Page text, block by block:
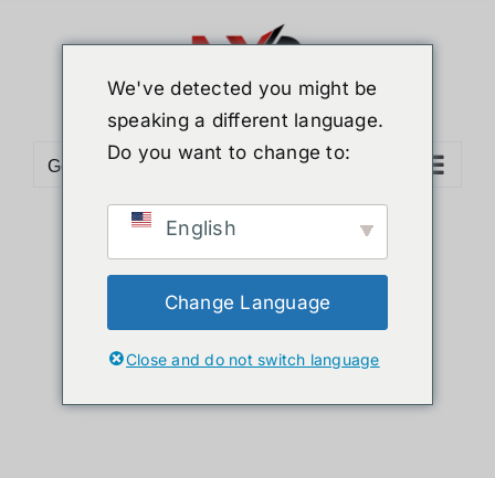
Go to...
Sort byName
Show24 Products
We've detected you might be
speaking a different language.
Do you want to change to:
English
Change Language
Close and do not switch language